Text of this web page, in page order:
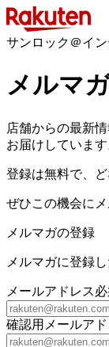
サンロック＠イ
メルマ
店舗からの最新
お届けしています
登録は無料で、
ぜひこの機会に
メルマガの登録
メルマガに登録
メールアドレス
確認用メールアド